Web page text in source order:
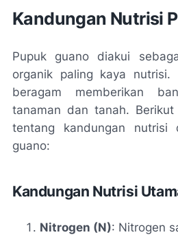
Kandungan Nutrisi
Pupuk guano diakui
organik paling kaya nutrisi.
beragam memberikan
tanaman dan tanah.
tentang kandungan nutrisi
guano:
Kandungan Nutrisi
Nitrogen (N): Nitrogen